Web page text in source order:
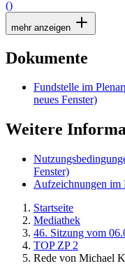
()
mehr anzeigen
Dokumente
Fundstelle im
neues Fenster)
Weitere
Fenster)
Aufzeichnungen im
Startseite
Mediathek
46. Sitzung vom
TOP ZP 2
Rede von Michael